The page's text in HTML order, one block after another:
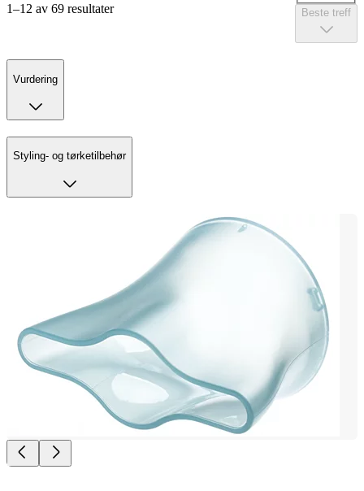
1–12 av 69 resultater Beste treff
Vurdering
Styling- og tørketilbehør